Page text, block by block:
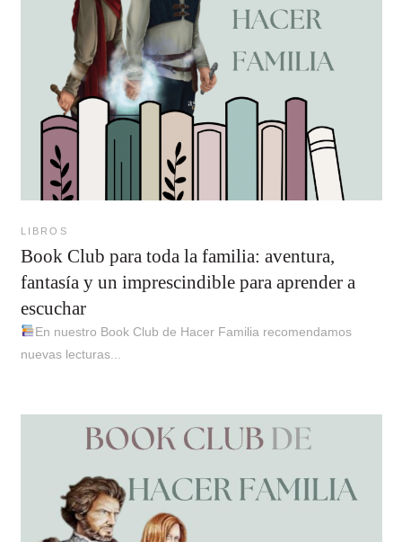
LIBROS
Book Club para toda la familia: aventura,
fantasía y un imprescindible para aprender a
escuchar
En nuestro Book Club de Hacer Familia recomendamos
nuevas lecturas...